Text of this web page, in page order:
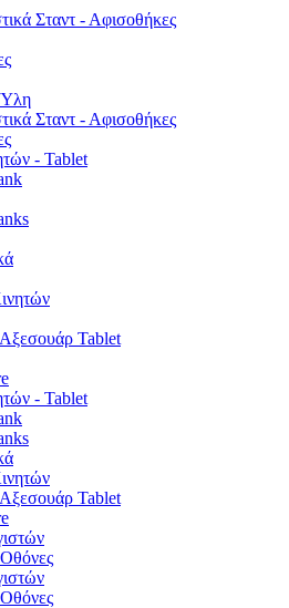
Σταντ - Αφισοθήκες
Ύλη
Σταντ - Αφισοθήκες
- Tablet
Tablet
- Tablet
Tablet